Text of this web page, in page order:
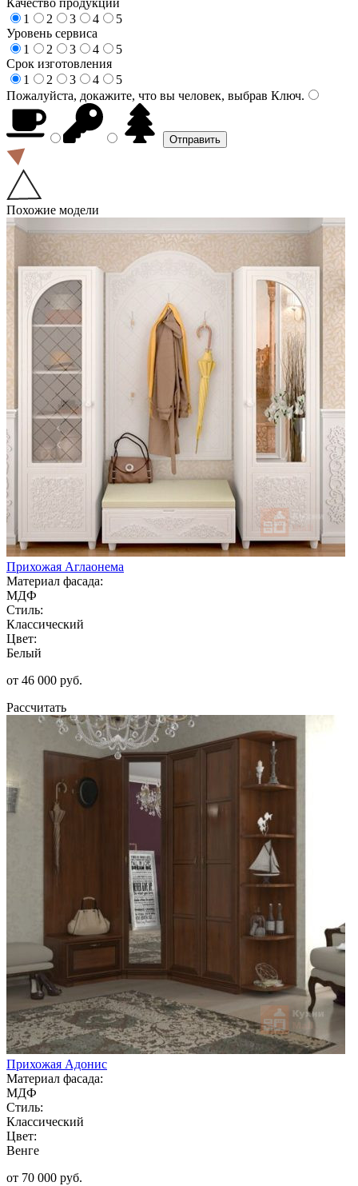
1
2 3 4
5
Уровень сервиса
1
2 3 4
5
Срок изготовления
1
2 3 4
5
Пожалуйста, докажите, что вы человек, выбрав Ключ.
Похожие модели
Прихожая Аглаонема
Материал фасада:
МДФ
Стиль:
Классический
Цвет:
Белый
от 46 000 руб.
Рассчитать
Прихожая Адонис
Материал фасада:
МДФ
Стиль:
Классический
Цвет:
Венге
от 70 000 руб.